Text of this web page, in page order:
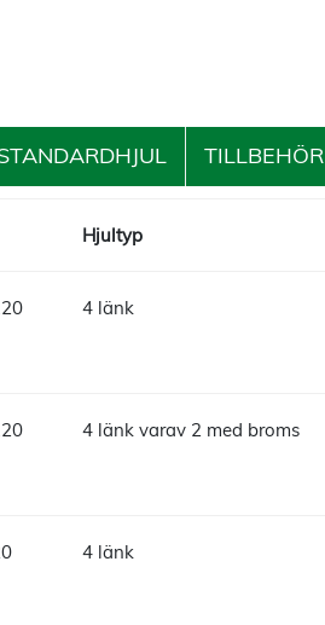
TILLBEHÖR
Hjultyp
4 länk
4 länk varav 2 med broms
4 länk